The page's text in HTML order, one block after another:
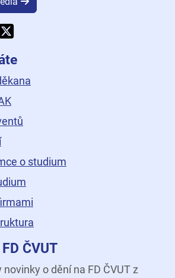
dopravní
Fakulty dopravní
Fakulty dopravní
o studium
ČVUT
o dění na FD ČVUT z